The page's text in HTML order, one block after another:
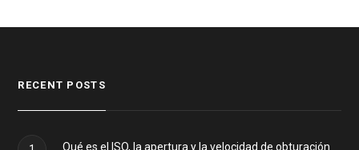
RECENT POSTS
Qué es el ISO, la apertura y la velocidad de obturación